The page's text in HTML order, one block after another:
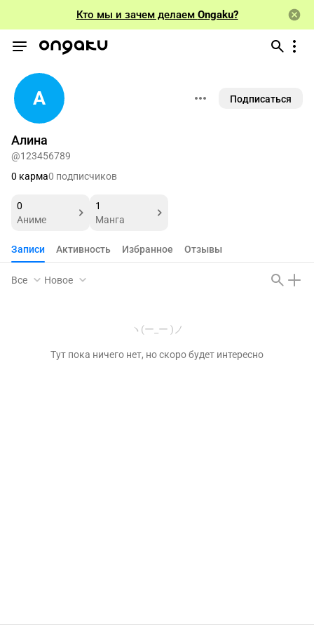
Кто мы и зачем делаем Ongaku?
А
Алина
Подписаться
@123456789
0 карма0 подписчиков
0
Аниме
1
Манга
Записи Активность Избранное Отзывы
Все Новое
ヽ(ー_ー )ノ
Тут пока ничего нет, но скоро будет интересно